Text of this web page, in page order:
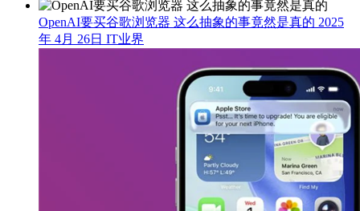
OpenAI要买谷歌浏览器 这么抽象的事竟然是真的 2025
年 4月 26日 IT业界